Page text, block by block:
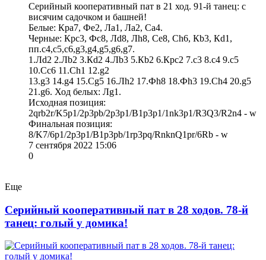
Серийный кооперативный пат в 21 ход. 91-й танец: с
висячим садочком и башней!
Белые: Крa7, Фe2, Лa1, Лa2, Сa4.
Черные: Крc3, Фc8, Лd8, Лh8, Сe8, Сh6, Кb3, Кd1,
пп.c4,c5,c6,g3,g4,g5,g6,g7.
1.Лd2 2.Лb2 3.Кd2 4.Лb3 5.Кb2 6.Крc2 7.c3 8.c4 9.c5
10.Сc6 11.Сh1 12.g2
13.g3 14.g4 15.Сg5 16.Лh2 17.Фh8 18.Фh3 19.Сh4 20.g5
21.g6. Ход белых: Лg1.
Исходная позиция:
2qrb2r/K5p1/2p3pb/2p3p1/B1p3p1/1nk3p1/R3Q3/R2n4 - w
Финальная позиция:
8/K7/6p1/2p3p1/B1p3pb/1rp3pq/RnknQ1pr/6Rb - w
7 сентября 2022 15:06
0
Еще
Серийный кооперативный пат в 28 ходов. 78-й
танец: голый у домика!